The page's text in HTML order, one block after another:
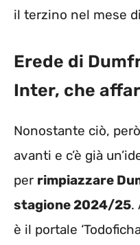
il terzino nel mese
Erede di
Inter, che
Nonostante ciò,
avanti e c’è già
per rimpiazzare
stagione 2024/25.
è il portale